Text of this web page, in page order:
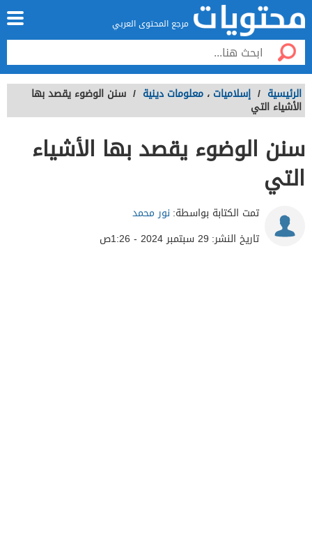
مرجع المحتوى العربي
الرئيسية / إسلاميات ، معلومات دينية / سنن الوضوء يقصد بها
الأشياء التي
سنن الوضوء يقصد بها الأشياء
التي
تمت الكتابة بواسطة: نور محمد
تاريخ النشر: 29 سبتمبر 2024 - 1:26ص